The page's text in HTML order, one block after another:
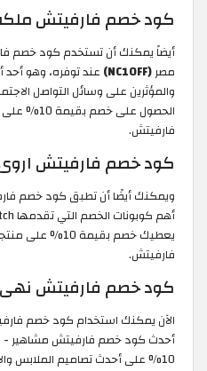
كود خصم فارفيتش
أيضاً يمكنك أن تستخدم كود خصم
مصر(NC10FF)
عند توفره، وهو أحد
والمؤثرين على وسائل التواصل
الحصول على
فارفيتش.
كود خصم فارفيتش
ويمكنك أيضًا أن تطبق كود خصم
يعطيك خصم
فارفيتش.
كود خصم فارفيتش نهى
الآن يمكنك استخدام كود خصم
أحدث كود خصم فارفيتش مشاهير -
10% على أحدث تصاميم الملابس